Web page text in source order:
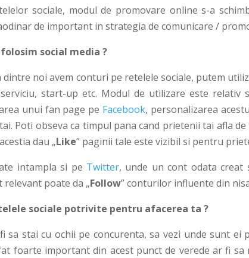
sociale, modul de promovare online s-a
de important in strategia de comunicare /
social media ?
noi avem conturi pe retelele sociale, putem
start-up etc. Modul de utilizare este relativ
unui fan page pe Facebook, personalizarea
Poti obseva ca timpul pana cand prietenii tai afla
dau „Like” paginii tale este vizibil si pentru
intampla si pe Twitter, unde un cont odata creat
poate da „Follow” conturilor influente din
sociale potrivite pentru afacerea ta ?
sa stai cu ochii pe concurenta, sa vezi unde sunt ei
foarte important din acest punct de verede ar fi sa